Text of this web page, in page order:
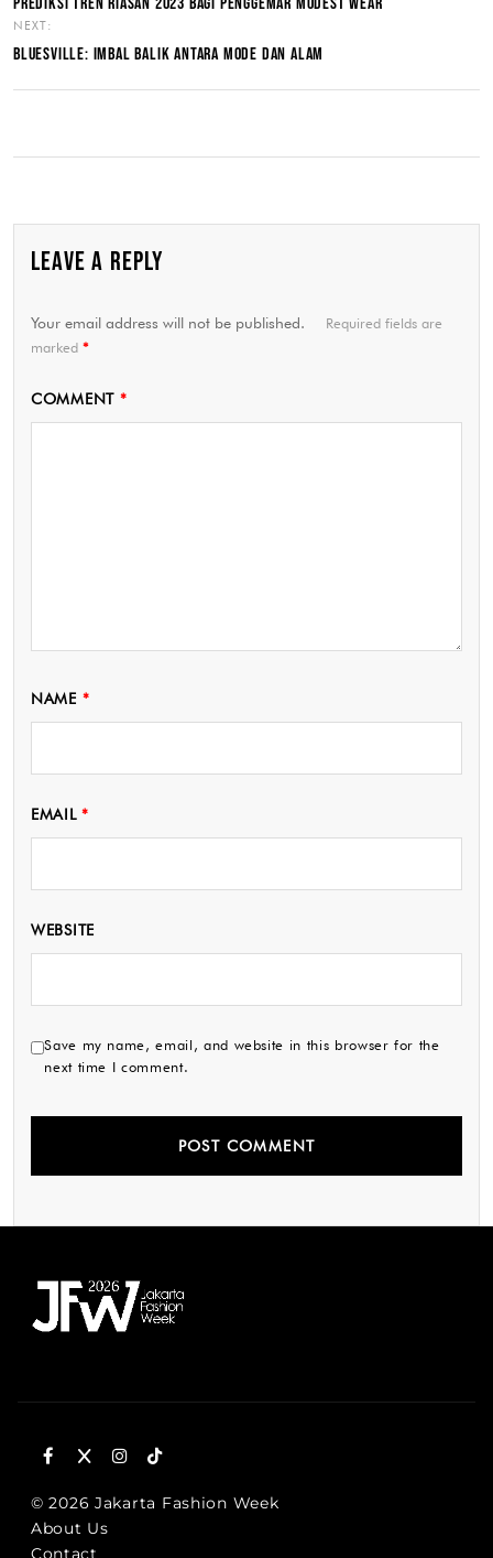
NEXT:
BLUESVILLE: IMBAL BALIK ANTARA MODE DAN ALAM
LEAVE A REPLY
Your email address will not be published.
Required fields are
marked *
COMMENT *
NAME *
EMAIL*
WEBSITE
Save my name, email, and website in this browser for the
next time I comment.
© 2026 Jakarta Fashion Week
About Us
Contact